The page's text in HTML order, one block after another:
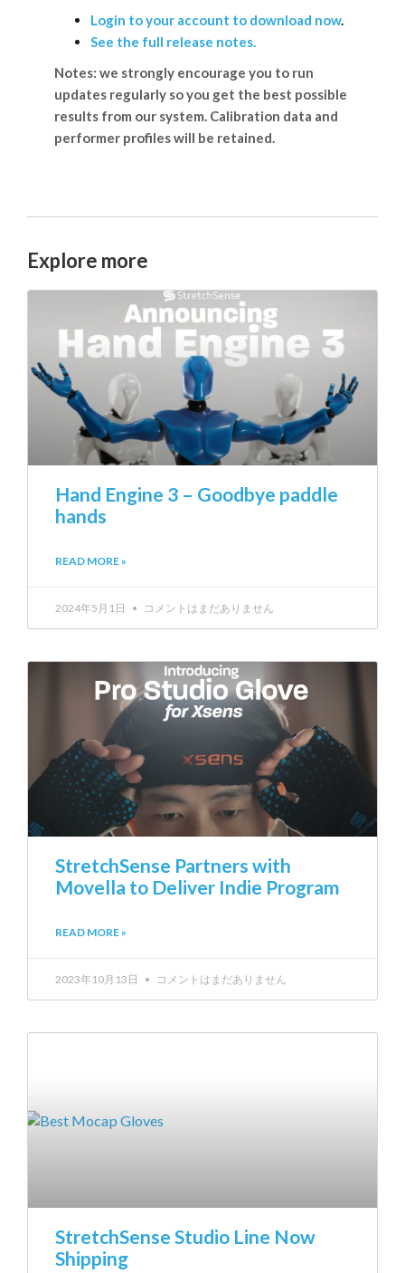
Login to your account to download now.
See the full release notes.
Notes: we strongly encourage you to run
updates regularly so you get the best possible
results from our system. Calibration data and
performer profiles will be retained.
Explore more
Hand Engine 3 – Goodbye paddle
hands
READ MORE »
2024年5月1日 コメントはまだありません
StretchSense Partners with
Movella to Deliver Indie Program
READ MORE »
2023年10月13日 コメントはまだありません
StretchSense Studio Line Now
Shipping